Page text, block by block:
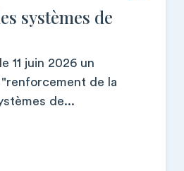
systèmes de
11 juin 2026 un
de la
de...